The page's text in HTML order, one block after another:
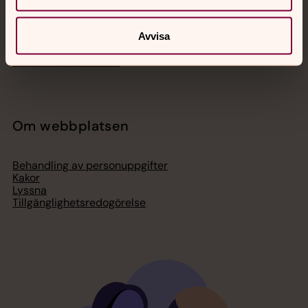
Avvisa
Ge en gåva
Svenska kyrkan i utlandet
Press – nationell nivå
Om webbplatsen
Behandling av personuppgifter
Kakor
Lyssna
Tillgänglighetsredogörelse